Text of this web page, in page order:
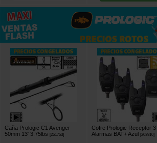
Caña Prologic C1 Avenger
50mm 13' 3.75lbs
[251753]
Cofre Prologic Receptor 3
Alarmas BAT+ Azul [203910]